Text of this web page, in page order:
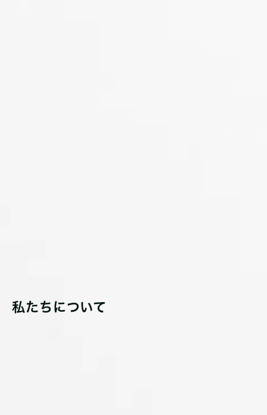
私たちについて